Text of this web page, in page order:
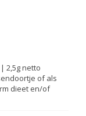
2,5g netto
of als
dieet en/of